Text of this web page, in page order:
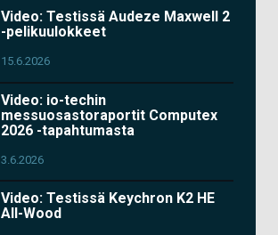
Video: Testissä Audeze Maxwell 2
-pelikuulokkeet
15.6.2026
Video: io-techin
messuosastoraportit Computex
2026 -tapahtumasta
3.6.2026
Video: Testissä Keychron K2 HE
All-Wood